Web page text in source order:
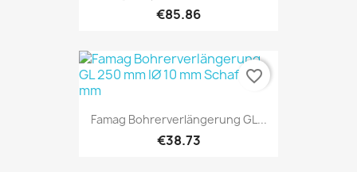
€85.86
Famag Bohrerverlängerung GL...
€38.73
favorite_border